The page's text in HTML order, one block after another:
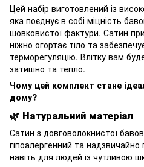
Цей набір виготовлений із
яка поєднує в собі міцність
шовковистої фактури. Сатин
ніжно огортає тіло та
терморегуляцію. Влітку вам
затишно та тепло.
Чому цей комплект стане
дому?
🌿 Натуральний матеріал
Сатин з довговолокнистої
гіпоалергенний та
навіть для людей із чутливою